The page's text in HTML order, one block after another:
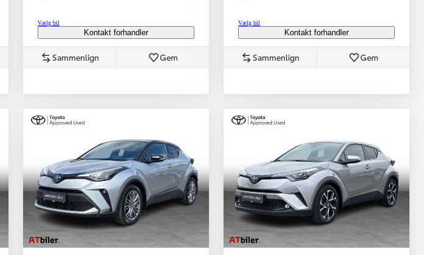
Vælg bil
Kontakt forhandler
Sammenlign Gem
Vælg bil
Kontakt forhandler
Sammenlign Gem